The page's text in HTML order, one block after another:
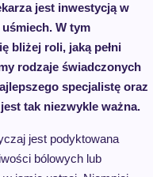
jest inwestycją w
W tym
bliżej roli, jaką pełni
rodzaje świadczonych
specjalistę oraz
tak niezwykle ważna.
jest podyktowana
bólowych lub